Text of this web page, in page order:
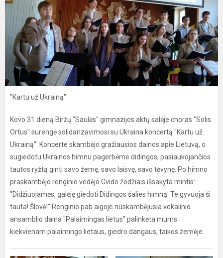
"Kartu už Ukrainą"
Kovo 31 dieną Biržų "Saulės" gimnazijos aktų salėje choras "Solis
Ortus" surengė solidarizavimosi su Ukraina koncertą "Kartu už
Ukrainą". Koncerte skambėjo gražiausios dainos apie Lietuvą, o
sugiedotu Ukrainos himnu pagerbėme didingos, pasiaukojančios
tautos ryžtą ginti savo žemę, savo laisvę, savo tėvynę. Po himno
praskambėjo renginio vedėjo Gvido žodžiais išsakyta mintis:
"Didžiuojamės, galėję giedoti Didingos šalies himną. Te gyvuoja ši
tauta! Šlovė!" Renginio pab aigoje nuskambėjusia vokalinio
ansamblio daina "Palaimingas lietus" palinkėta mums
kiekvienam palaimingo lietaus, giedro dangaus, taikos žemėje.